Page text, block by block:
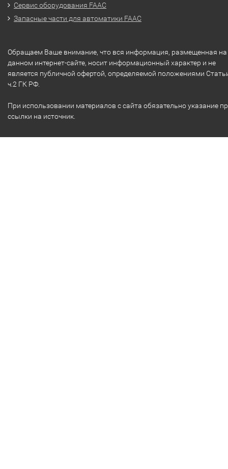
Сервис оборудования FAAC
Запасные части для автоматики FAAC
Обращаем Ваше внимание, что вся информация, размещенная на
данном интернет-сайте, носит информационный характер и не
является публичной офертой, определяемой положениями
ч.2 ГК РФ.
При использовании материалов с сайта обязательно указание
ссылки на источник.